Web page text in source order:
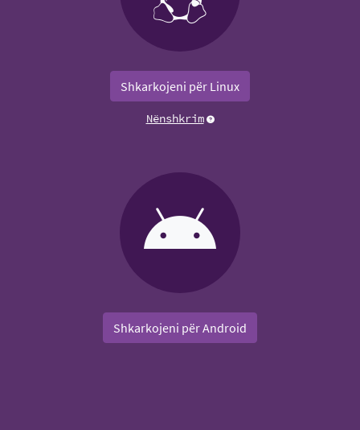
Shkarkojeni për Linux
Nënshkrim
Shkarkojeni për Android